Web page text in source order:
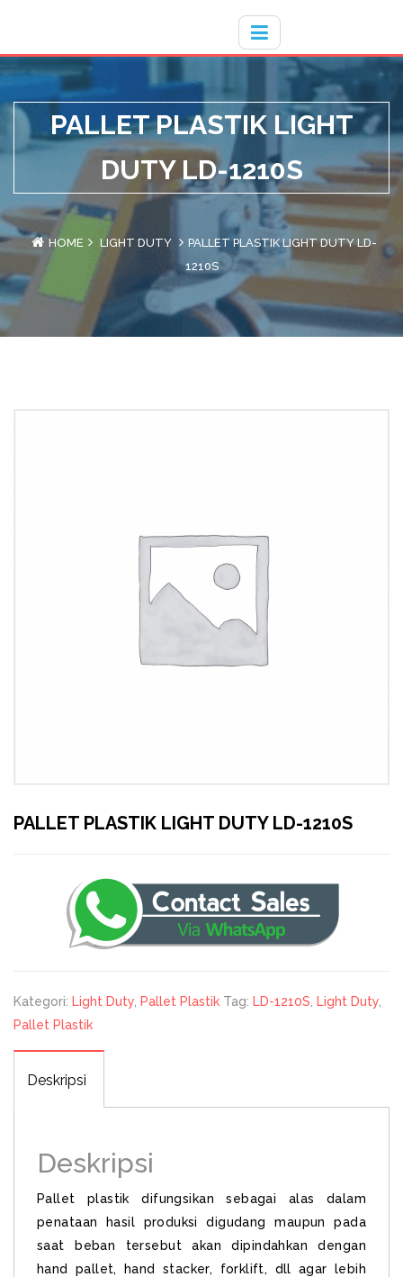
- / 031 - 30008273
PALLET PLASTIK LIGHT
DUTY LD-1210S
HOME LIGHT DUTY
PALLET PLASTIK LIGHT DUTY LD-
1210S
PALLET PLASTIK LIGHT DUTY LD-1210S
Kategori: Light Duty Pallet Plastik Tag: LD-1210S Light Duty
Pallet Plastik
Deskripsi
Deskripsi
Pallet plastik difungsikan sebagai alas dalam
penataan hasil produksi digudang maupun pada
saat beban tersebut akan dipindahkan dengan
hand pallet, hand stacker, forklift, dll agar lebih